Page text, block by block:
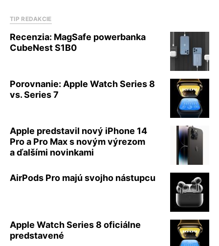
TIP REDAKCIE
Recenzia: MagSafe powerbanka
CubeNest S1B0
Porovnanie: Apple Watch Series 8
vs. Series 7
Apple predstavil nový iPhone 14
Pro a Pro Max s novým výrezom
a ďalšími novinkami
AirPods Pro majú svojho nástupcu
Apple Watch Series 8 oficiálne
predstavené